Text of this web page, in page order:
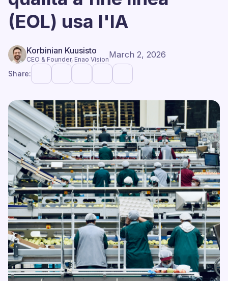
(EOL) usa l'IA
Korbinian Kuusisto
CEO & Founder, Enao VisionMarch 2, 2026
Share: